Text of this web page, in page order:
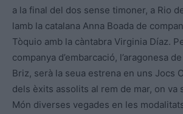
a la final del dos sense timoner, a Rio
lamb la catalana Anna Boada de
Tòquio amb la càntabra Virginia Díaz.
companya d’embarcació, l’aragonesa
Briz, serà la seua estrena en uns Jocs
dels èxits assolits al rem de mar, on va
Món diverses vegades en les